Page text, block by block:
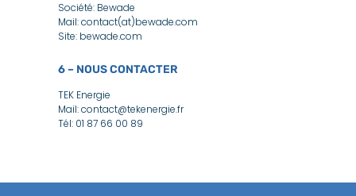
Société: Bewade
Mail: contact(at)bewade.com
Site: bewade.com
6 – NOUS CONTACTER
TEK Energie
Mail: contact@tekenergie.fr
Tél: 01 87 66 00 89